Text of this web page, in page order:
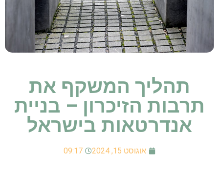
תהליך המשקף את
תרבות הזיכרון – בניית
אנדרטאות בישראל
אוגוסט 15, 2024 09:17